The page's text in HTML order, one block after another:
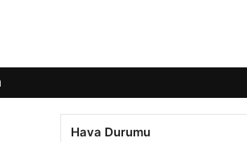
Hava Durumu